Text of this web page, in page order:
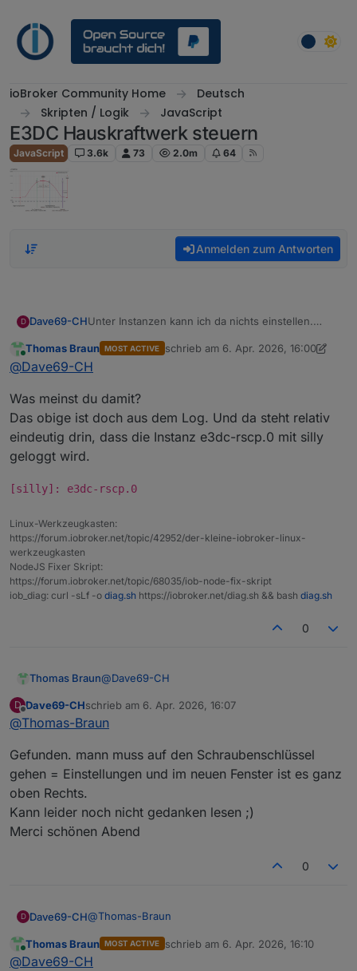
ioBroker Community Home
Deutsch
Skripten / Logik
JavaScript
E3DC Hauskraftwerk steuern
JavaScript 3.6k 73 2.0m 64
Anmelden zum Antworten
D Dave69-CHUnter Instanzen kann ich da nichts einstellen.
Aber danke für Deine Bemühungen.
Online
Thomas Braun MOST ACTIVE schrieb am 6. Apr. 2026, 16:00
zuletzt editiert von Thomas Braun
@Dave69-CH
Was meinst du damit?
Das obige ist doch aus dem Log. Und da steht relativ
eindeutig drin, dass die Instanz e3dc-rscp.0 mit silly
geloggt wird.
[silly]: e3dc-rscp.0
Linux-Werkzeugkasten:
https://forum.iobroker.net/topic/42952/der-kleine-iobroker-linux-
werkzeugkasten
NodeJS Fixer Skript:
https://forum.iobroker.net/topic/68035/iob-node-fix-skript
iob_diag: curl -sLf -o diag.sh https://iobroker.net/diag.sh && bash diag.sh
0
Thomas Braun@Dave69-CH
Was meinst du damit?
Das obige ist doch aus dem Log. Und da steht
rscp.0 mit silly geloggt wird.
D
Offline
Dave69-CHschrieb am 6. Apr. 2026, 16:07
zuletzt editiert von
@Thomas-Braun
Gefunden. mann muss auf den Schraubenschlüssel
gehen = Einstellungen und im neuen Fenster ist es ganz
oben Rechts.
Kann leider noch nicht gedanken lesen ;)
Merci schönen Abend
0
D Dave69-CH@Thomas-Braun
Gefunden. mann muss auf den
Schraubenschlüssel gehen = Einstellungen und im
Online
Thomas Braun MOST ACTIVE schrieb am 6. Apr. 2026, 16:10
zuletzt editiert von
@Dave69-CH